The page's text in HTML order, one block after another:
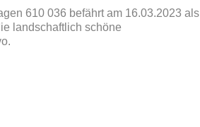
610 036 befährt am 16.03.2023 als
landschaftlich schöne